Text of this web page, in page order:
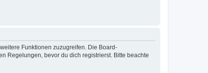
Funktionen zuzugreifen. Die Board-
Regelungen, bevor du dich registrierst. Bitte beachte